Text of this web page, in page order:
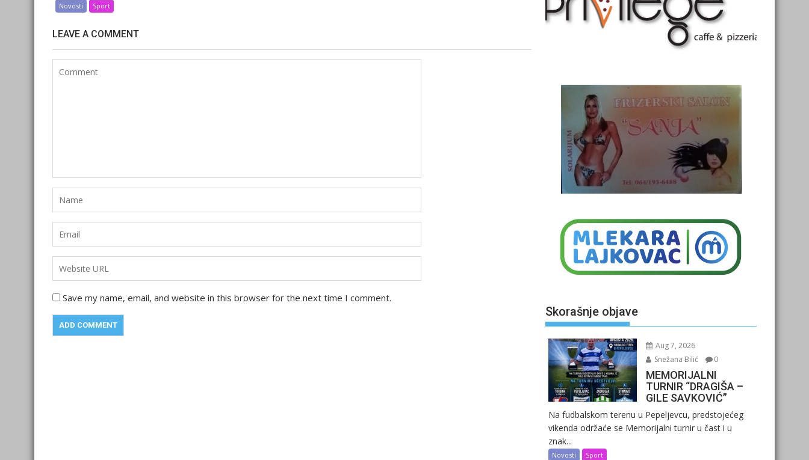
Novosti Sport
LEAVE A COMMENT
Save my name, email, and website in this browser for the next time I comment.
Skorašnje objave
Aug 7, 2026
Snežana Bilić
0
MEMORIJALNI
TURNIR “DRAGIŠA –
GILE SAVKOVIĆ”
Na fudbalskom terenu u Pepeljevcu, predstojećeg
vikenda održaće se Memorijalni turnir u čast i u
znak...
Novosti Sport